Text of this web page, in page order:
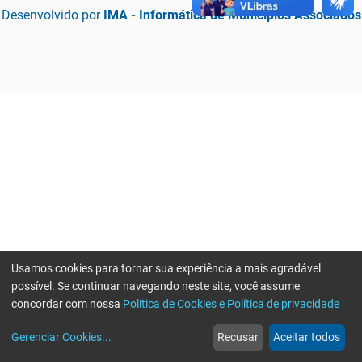
Desenvolvido por IMA - Informática de Municípios Associados
web
Notícias
more_horiz
Mais
Usamos cookies para tornar sua experiência a mais agradável
possível. Se continuar navegando neste site, você assume
concordar com nossa Política de Cookies e Política de privacidade
Gerenciar Cookies... Recusar Aceitar todos
Erro ao enviar informações, por favor tente novamente